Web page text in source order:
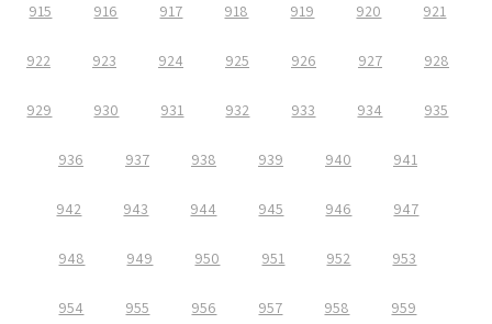
915 916 917 918 919 920 921
922 923 924 925 926 927 928
929 930 931 932 933 934 935
936 937 938 939 940 941
942 943 944 945 946 947
948 949 950 951 952 953
954 955 956 957 958 959